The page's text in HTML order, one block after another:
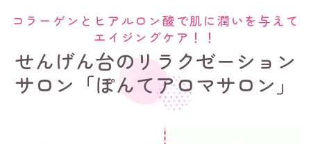
せんげん台のリラクゼーション
サロン「ぽんてアロマサロン」
コラーゲンとヒアルロン酸で肌に潤いを与えて
エイジングケア！！